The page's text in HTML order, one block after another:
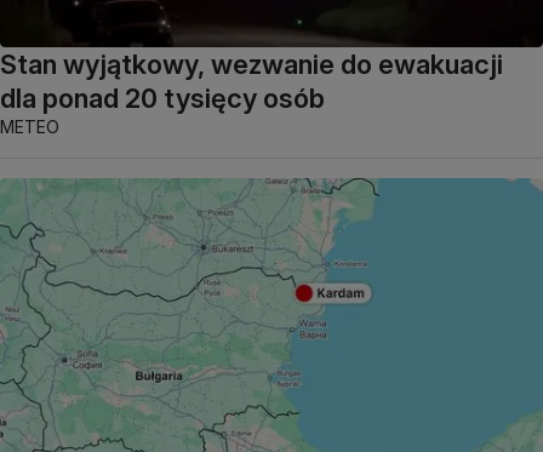
Stan wyjątkowy, wezwanie do ewakuacji
dla ponad 20 tysięcy osób
METEO